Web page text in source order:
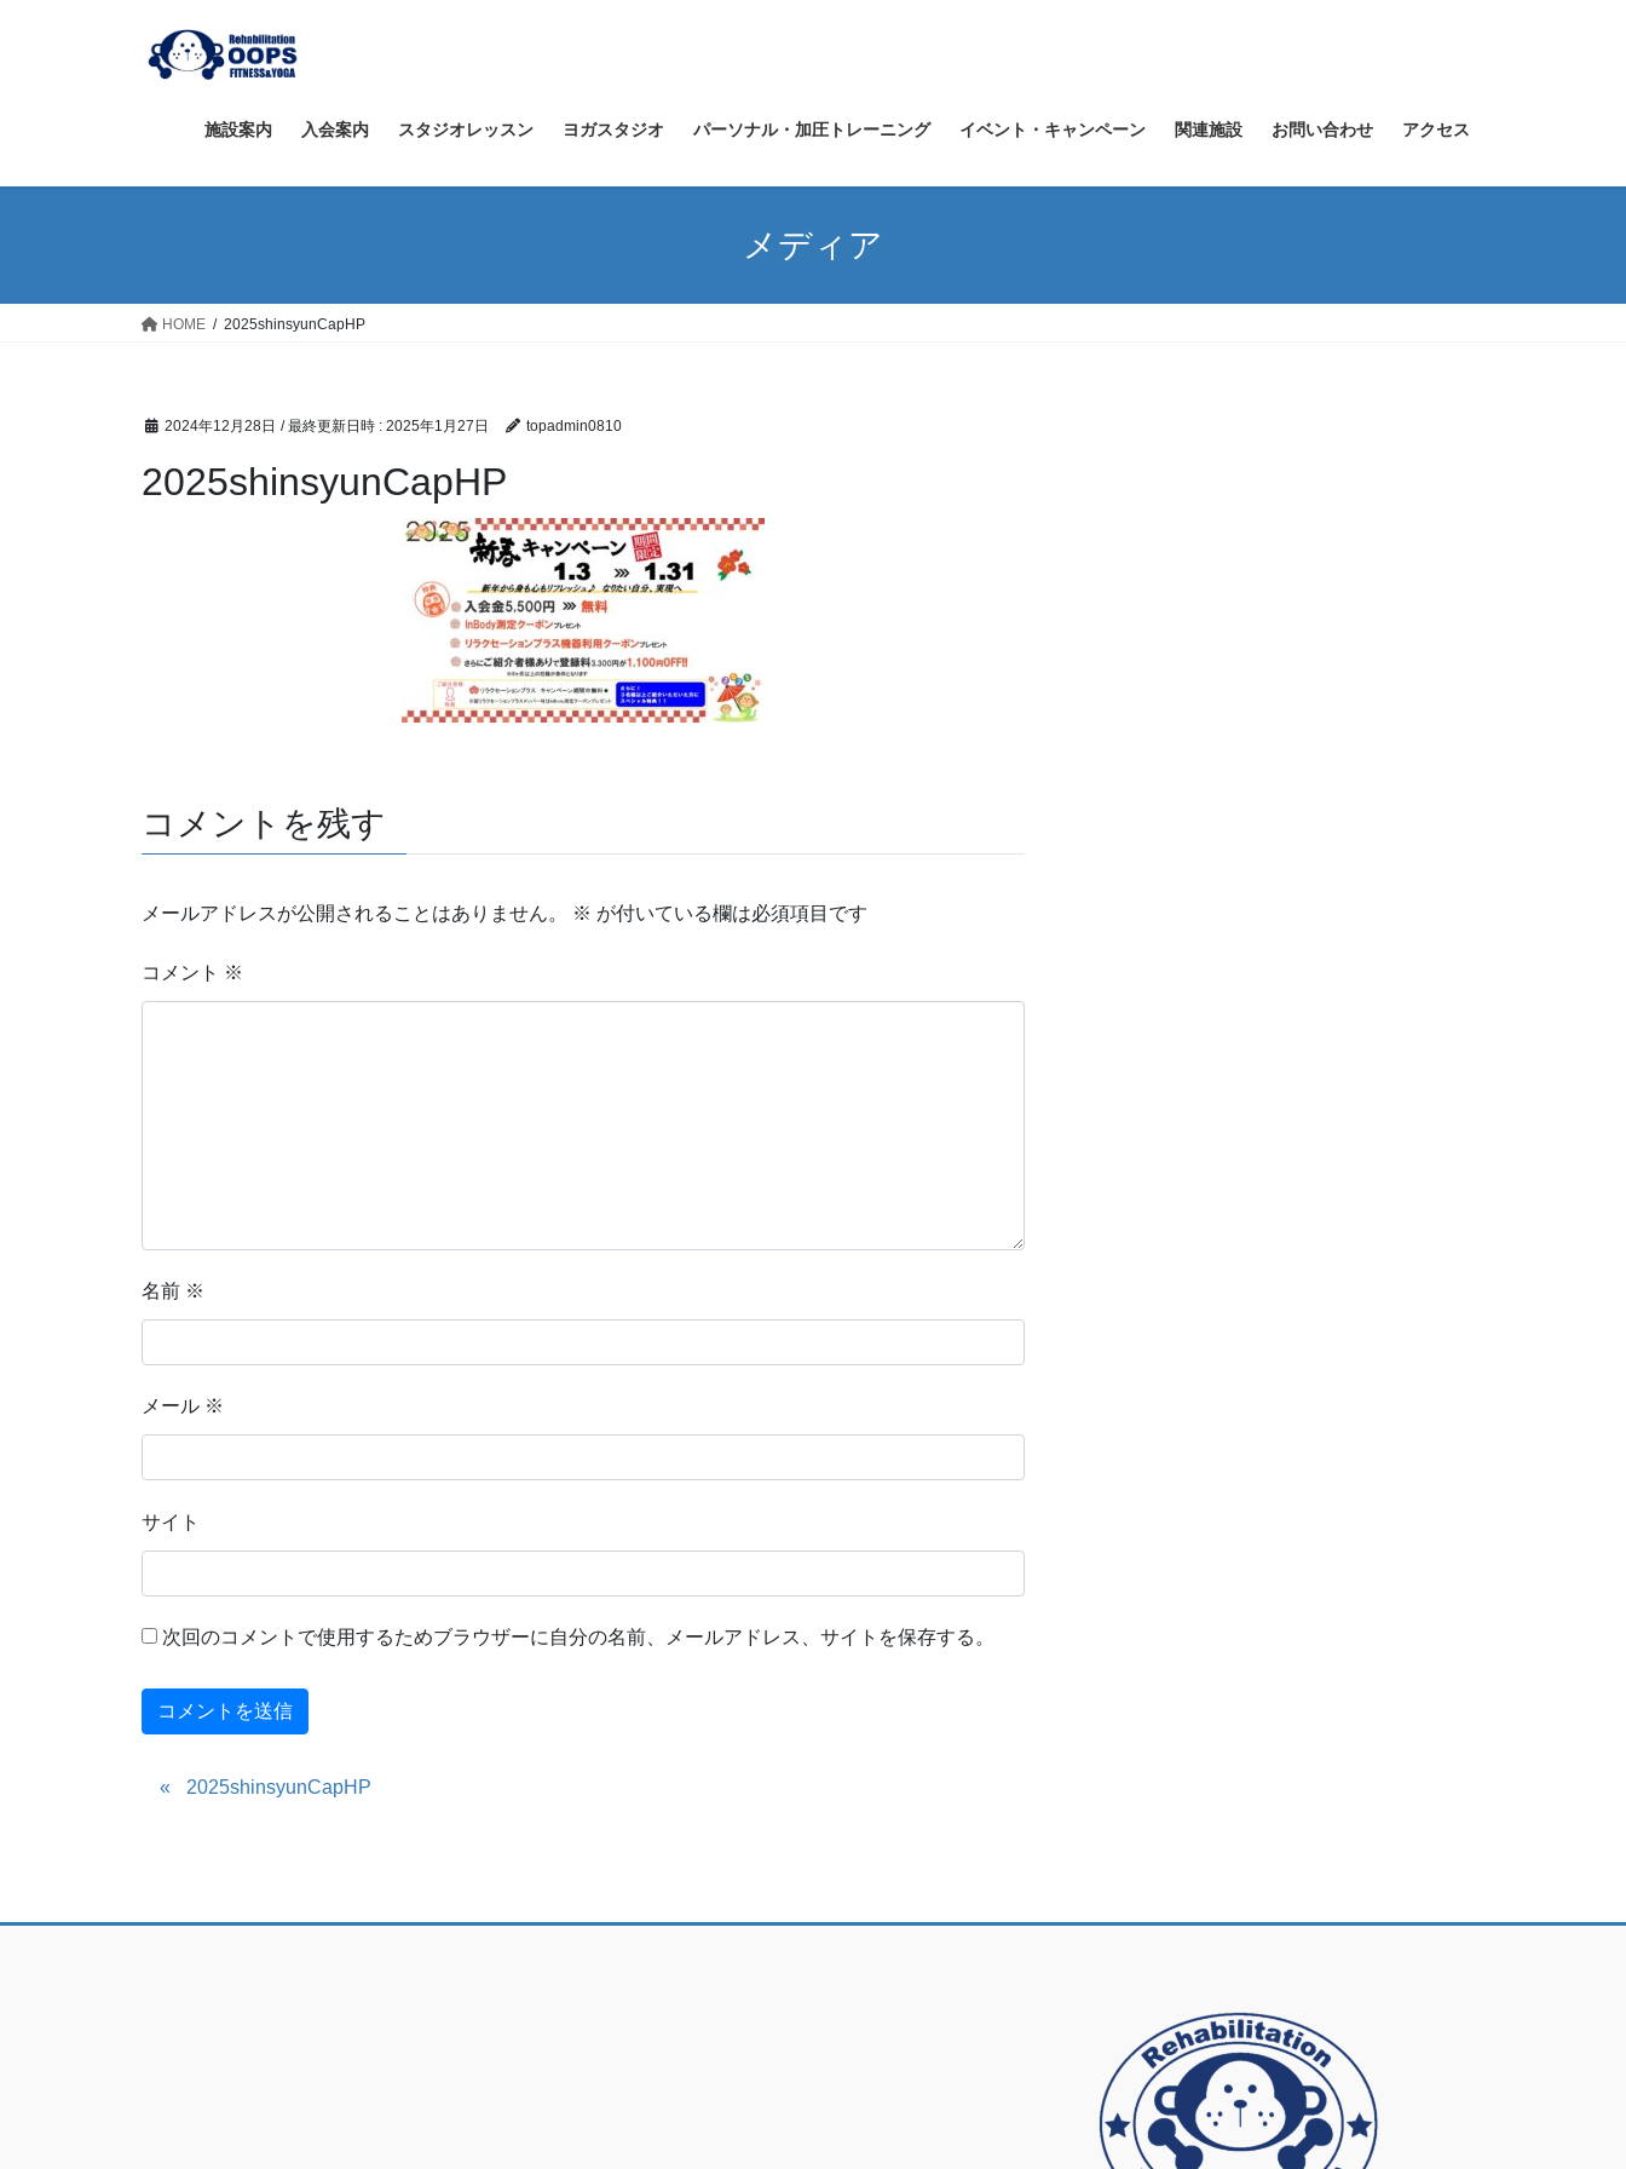
ス
ン
施設案内 入会案内 スタジオレッスン ヨガスタジオ パーソナル・加圧トレーニング イベント・キャンペーン 関連施設 お問い合わせ アクセス
メディア
HOME 2025shinsyunCapHP
2024年12月28日 / 最終更新日時 : 2025年1月27日 topadmin0810
2025shinsyunCapHP
コメントを残す
メールアドレスが公開されることはありません。 ※ が付いている欄は必須項目です
コメント ※
名前 ※
メール ※
サイト
次回のコメントで使用するためブラウザーに自分の名前、メールアドレス、サイトを保存する。
2025shinsyunCapHP